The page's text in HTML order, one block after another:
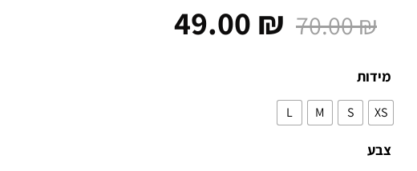
70.00₪
49.00 ₪
מידות
XS
S
M
L
צבע